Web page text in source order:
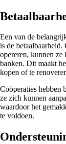
Een van de
is de
opereren, kunnen ze
banken. Dit maakt
kopen of te
Coöperaties hebben
ze zich kunnen
waardoor het
te voldoen.